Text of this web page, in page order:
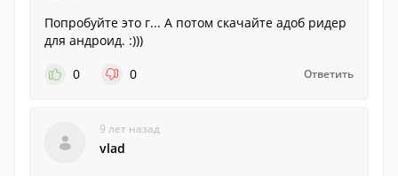
Попробуйте это г... А потом скачайте адоб ридер
для андроид. :)))
0
0 Ответить
9 лет назад
vlad